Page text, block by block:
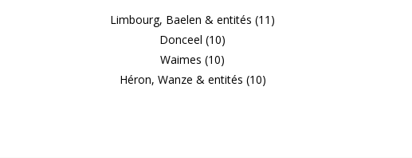
Limbourg, Baelen & entités (11)
Donceel (10)
Waimes (10)
Héron, Wanze & entités (10)